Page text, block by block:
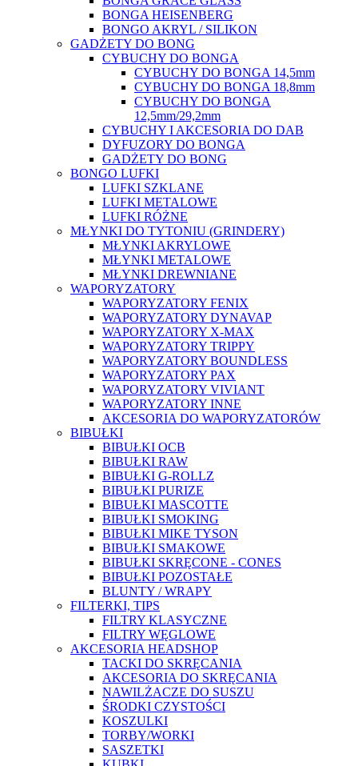
BONGA HEISENBERG
BONGO AKRYL / SILIKON
GADŻETY DO BONG
CYBUCHY DO BONGA
CYBUCHY DO BONGA 14,5mm
CYBUCHY DO BONGA 18,8mm
CYBUCHY DO BONGA
12,5mm/29,2mm
CYBUCHY I AKCESORIA DO DAB
DYFUZORY DO BONGA
GADŻETY DO BONG
BONGO LUFKI
LUFKI SZKLANE
LUFKI METALOWE
LUFKI RÓŻNE
MŁYNKI DO TYTONIU (GRINDERY)
MŁYNKI AKRYLOWE
MŁYNKI METALOWE
MŁYNKI DREWNIANE
WAPORYZATORY
WAPORYZATORY FENIX
WAPORYZATORY DYNAVAP
WAPORYZATORY X-MAX
WAPORYZATORY TRIPPY
WAPORYZATORY BOUNDLESS
WAPORYZATORY PAX
WAPORYZATORY VIVIANT
WAPORYZATORY INNE
AKCESORIA DO WAPORYZATORÓW
BIBUŁKI
BIBUŁKI OCB
BIBUŁKI RAW
BIBUŁKI G-ROLLZ
BIBUŁKI PURIZE
BIBUŁKI MASCOTTE
BIBUŁKI SMOKING
BIBUŁKI MIKE TYSON
BIBUŁKI SMAKOWE
BIBUŁKI SKRĘCONE - CONES
BIBUŁKI POZOSTAŁE
BLUNTY / WRAPY
FILTERKI, TIPS
FILTRY KLASYCZNE
FILTRY WĘGLOWE
AKCESORIA HEADSHOP
TACKI DO SKRĘCANIA
AKCESORIA DO SKRĘCANIA
NAWILŻACZE DO SUSZU
ŚRODKI CZYSTOŚCI
KOSZULKI
TORBY/WORKI
SASZETKI